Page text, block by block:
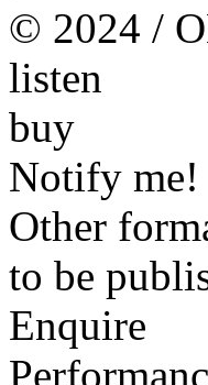
© 2024 /
listen
buy
Notify me!
Other
to be
Enquire